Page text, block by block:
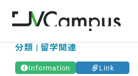
分類 | 留学関連
Information Link